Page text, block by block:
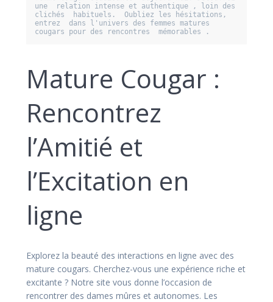
une  relation intense et authentique , loin des
clichés  habituels.  Oubliez les hésitations,
entrez  dans l'univers des femmes matures
cougars pour des rencontres  mémorables .
Mature Cougar :
Rencontrez
l’Amitié et
l’Excitation en
ligne
Explorez la beauté des interactions en ligne avec des
mature cougars. Cherchez-vous une expérience riche et
excitante ? Notre site vous donne l’occasion de
rencontrer des dames mûres et autonomes. Les